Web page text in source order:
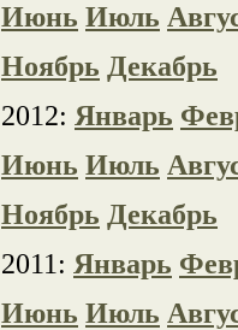
Июнь Июль
Ноябрь Декабрь
2012: Январь
Июнь Июль
Ноябрь Декабрь
2011: Январь
Июнь Июль